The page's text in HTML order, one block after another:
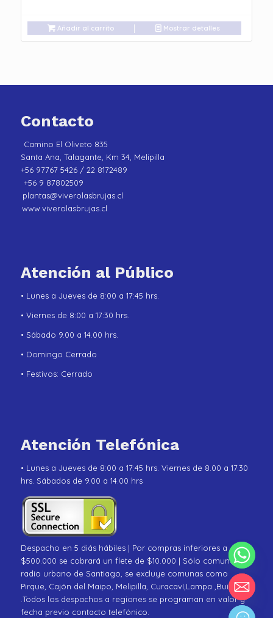
Añadir al carrito Mostrar detalles
Contacto
Camino El Oliveto 835
Santa Ana, Talagante, Km 34, Melipilla
+56 97767 5426 / 22 8172489
+56 9 87802509
plantas@viverolasbrujas.cl
www.viverolasbrujas.cl
Atención al Público
• Lunes a Jueves de 8:00 a 17:45 hrs.
• Viernes de 8:00 a 17:30 hrs.
• Sábado 9.00 a 14.00 hrs.
• Domingo Cerrado
• Festivos: Cerrado
Atención Telefónica
• Lunes a Jueves de 8:00 a 17:45 hrs. Viernes de 8.00 a 17.30
hrs. Sábados de 9.00 a 14.00 hrs
Despacho en 5 diás hábiles | Por compras inferiores a
$500.000 se cobrará un flete de $10.000 | Sólo comunas de
radio urbano de Santiago, se excluye comunas como
Pirque, Cajón del Maipo, Melipilla, Curacaví,Lampa ,Buin
.Todos los despachos a regiones se programan en valor y
fecha previo contacto telefónico.